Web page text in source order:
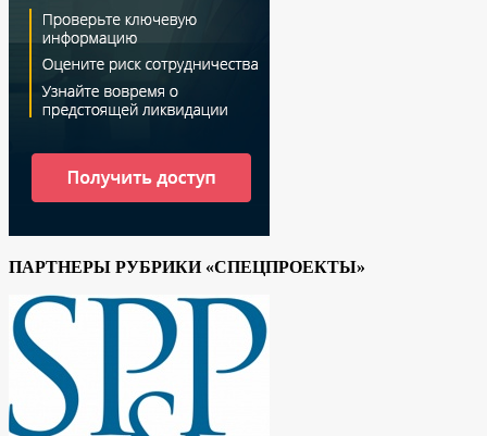
ПАРТНЕРЫ РУБРИКИ «СПЕЦПРОЕКТЫ»